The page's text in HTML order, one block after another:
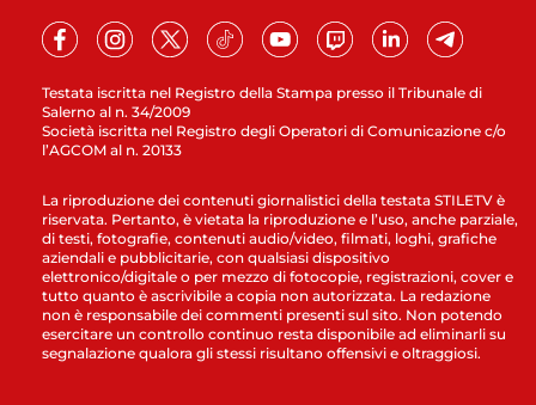
Testata iscritta nel Registro della Stampa presso il Tribunale di
Salerno al n. 34/2009
Società iscritta nel Registro degli Operatori di Comunicazione c/o
l’AGCOM al n. 20133
La riproduzione dei contenuti giornalistici della testata STILETV è
riservata. Pertanto, è vietata la riproduzione e l’uso, anche parziale,
di testi, fotografie, contenuti audio/video, filmati, loghi, grafiche
aziendali e pubblicitarie, con qualsiasi dispositivo
elettronico/digitale o per mezzo di fotocopie, registrazioni, cover e
tutto quanto è ascrivibile a copia non autorizzata. La redazione
non è responsabile dei commenti presenti sul sito. Non potendo
esercitare un controllo continuo resta disponibile ad eliminarli su
segnalazione qualora gli stessi risultano offensivi e oltraggiosi.